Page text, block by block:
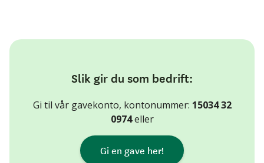
Slik gir du som bedrift:
Gi til vår gavekonto, kontonummer: 15034 32
0974eller
Gi en gave her!